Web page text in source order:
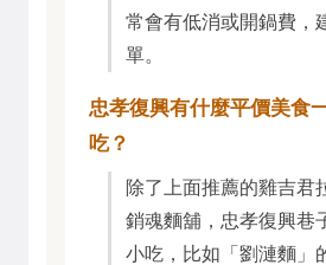
常會有低消或開鍋費，
單。
忠孝復興有什麼平價美食
吃？
除了上面推薦的雞吉君
銷魂麵舖，忠孝復興巷
小吃，比如「劉漣麵」